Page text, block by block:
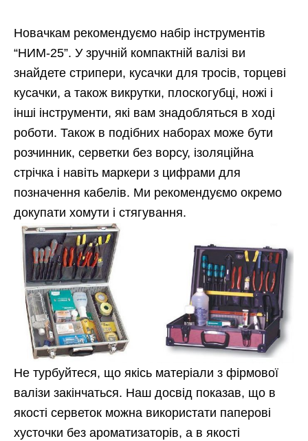
Новачкам рекомендуємо набір інструментів
“НИМ-25”. У зручній компактній валізі ви
знайдете стрипери, кусачки для тросів, торцеві
кусачки, а також викрутки, плоскогубці, ножі і
інші інструменти, які вам знадобляться в ході
роботи. Також в подібних наборах може бути
розчинник, серветки без ворсу, ізоляційна
стрічка і навіть маркери з цифрами для
позначення кабелів. Ми рекомендуємо окремо
докупати хомути і стягування.
Не турбуйтеся, що якісь матеріали з фірмової
валізи закінчаться. Наш досвід показав, що в
якості серветок можна використати паперові
хусточки без ароматизаторів, а в якості